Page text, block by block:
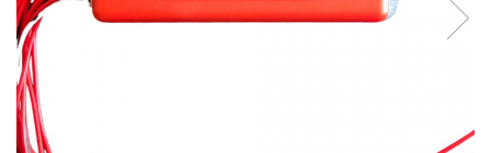
➔ Fara Permis
➔ 4000W
⬇ MARCI
➔ Volta
➔ Kuba